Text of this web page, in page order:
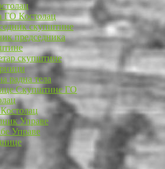
ГО Костолац
скупштине
председника
скупштине
радна тела
Скупштине ГО
Управе
Управе